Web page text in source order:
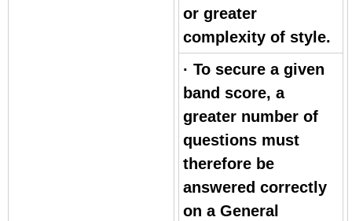
or greater
complexity of style.
· To secure a given
band score, a
greater number of
questions must
therefore be
answered correctly
on a General